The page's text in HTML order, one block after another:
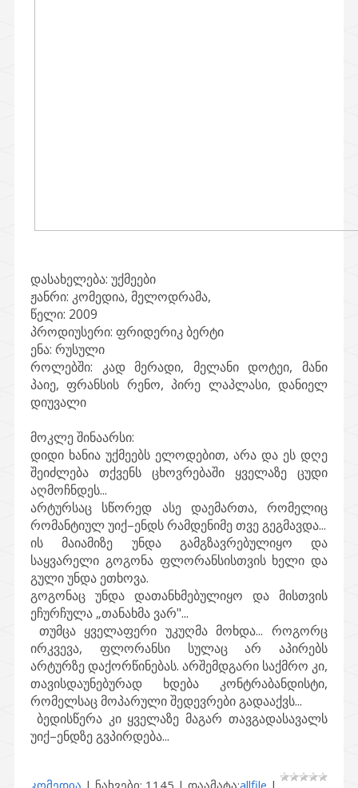
დასახელება: უქმეები
ჟანრი: კომედია, მელოდრამა,
წელი: 2009
პროდიუსერი: ფრიდერიკ ბერტი
ენა: რუსული
როლებში: კად მერადი, მელანი დოტეი, მანი
პაიე, ფრანსის რენო, პირე ლაპლასი, დანიელ
დიუვალი
მოკლე შინაარსი:
დიდი ხანია უქმეებს ელოდებით, არა და ეს დღე
შეიძლება თქვენს ცხოვრებაში ყველაზე ცუდი
აღმოჩნდეს...
არტურსაც სწორედ ასე დაემართა, რომელიც
რომანტიულ უიქ–ენდს რამდენიმე თვე გეგმავდა...
ის მაიამიზე უნდა გამგზავრებულიყო და
საყვარელი გოგონა ფლორანსისთვის ხელი და
გული უნდა ეთხოვა.
გოგონაც უნდა დათანხმებულიყო და მისთვის
ეჩურჩულა „თანახმა ვარ"...
თუმცა ყველაფერი უკუღმა მოხდა... როგორც
ირკვევა, ფლორანსი სულაც არ აპირებს
არტურზე დაქორწინებას. არშემდგარი საქმრო კი,
თავისდაუნებურად ხდება კონტრაბანდისტი,
რომელსაც მოპარული შედევრები გადააქვს...
ბედისწერა კი ყველაზე მაგარ თავგადასავალს
უიქ–ენდზე გვპირდება...
კომედია | ნახვები: 1145 | დაამატა:allfile |